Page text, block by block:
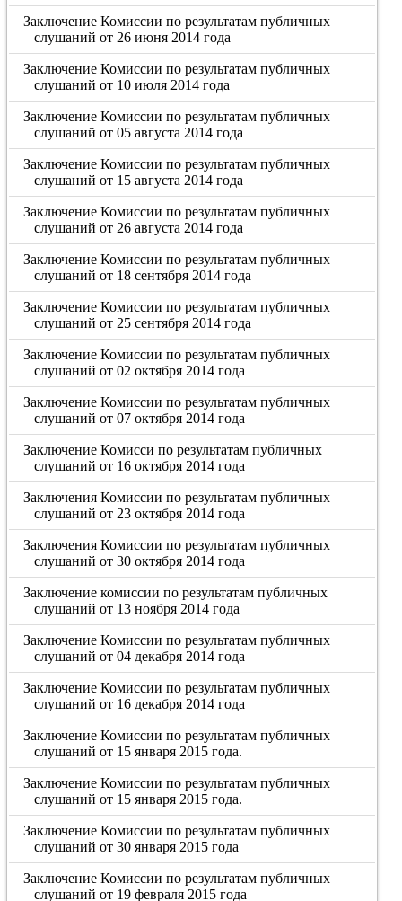
Заключение Комиссии по результатам публичных
слушаний от 26 июня 2014 года
Заключение Комиссии по результатам публичных
слушаний от 10 июля 2014 года
Заключение Комиссии по результатам публичных
слушаний от 05 августа 2014 года
Заключение Комиссии по результатам публичных
слушаний от 15 августа 2014 года
Заключение Комиссии по результатам публичных
слушаний от 26 августа 2014 года
Заключение Комиссии по результатам публичных
слушаний от 18 сентября 2014 года
Заключение Комиссии по результатам публичных
слушаний от 25 сентября 2014 года
Заключение Комиссии по результатам публичных
слушаний от 02 октября 2014 года
Заключение Комиссии по результатам публичных
слушаний от 07 октября 2014 года
Заключение Комисси по результатам публичных
слушаний от 16 октября 2014 года
Заключения Комиссии по результатам публичных
слушаний от 23 октября 2014 года
Заключения Комиссии по результатам публичных
слушаний от 30 октября 2014 года
Заключение комиссии по результатам публичных
слушаний от 13 ноября 2014 года
Заключение Комиссии по результатам публичных
слушаний от 04 декабря 2014 года
Заключение Комиссии по результатам публичных
слушаний от 16 декабря 2014 года
Заключение Комиссии по результатам публичных
слушаний от 15 января 2015 года.
Заключение Комиссии по результатам публичных
слушаний от 15 января 2015 года.
Заключение Комиссии по результатам публичных
слушаний от 30 января 2015 года
Заключение Комиссии по результатам публичных
слушаний от 19 февраля 2015 года